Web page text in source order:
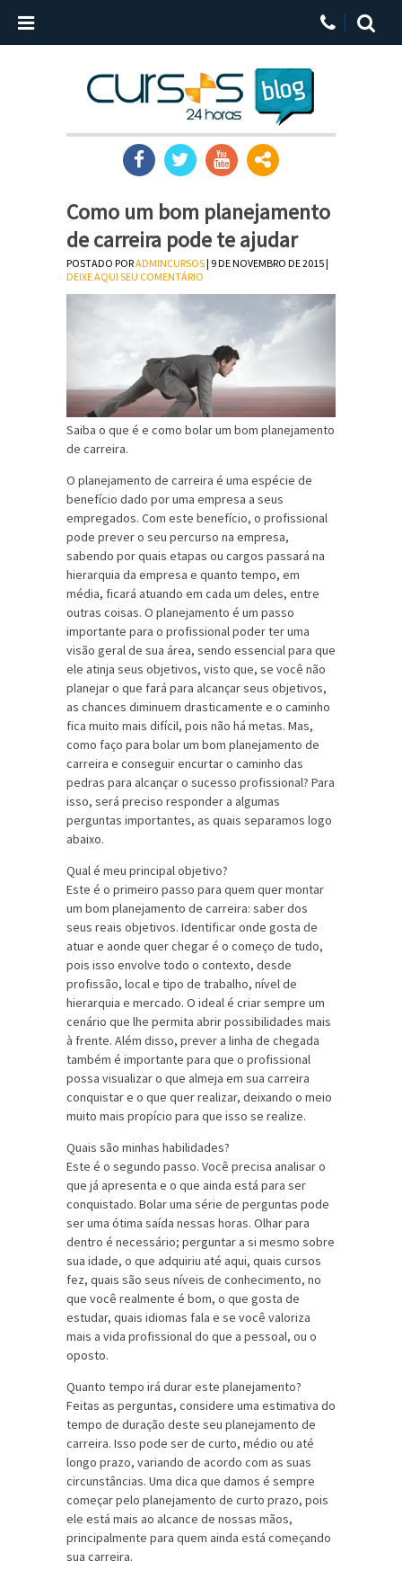
Como um bom planejamento
de carreira pode te ajudar
POSTADO PORADMINCURSOS| 9 DE NOVEMBRO DE 2015 |
DEIXE AQUI SEU COMENTÁRIO
Saiba o que é e como bolar um bom planejamento
de carreira.
O planejamento de carreira é uma espécie de
benefício dado por uma empresa a seus
empregados. Com este benefício, o profissional
pode prever o seu percurso na empresa,
sabendo por quais etapas ou cargos passará na
hierarquia da empresa e quanto tempo, em
média, ficará atuando em cada um deles, entre
outras coisas. O planejamento é um passo
importante para o profissional poder ter uma
visão geral de sua área, sendo essencial para que
ele atinja seus objetivos, visto que, se você não
planejar o que fará para alcançar seus objetivos,
as chances diminuem drasticamente e o caminho
fica muito mais difícil, pois não há metas. Mas,
como faço para bolar um bom planejamento de
carreira e conseguir encurtar o caminho das
pedras para alcançar o sucesso profissional? Para
isso, será preciso responder a algumas
perguntas importantes, as quais separamos logo
abaixo.
Qual é meu principal objetivo?
Este é o primeiro passo para quem quer montar
um bom planejamento de carreira: saber dos
seus reais objetivos. Identificar onde gosta de
atuar e aonde quer chegar é o começo de tudo,
pois isso envolve todo o contexto, desde
profissão, local e tipo de trabalho, nível de
hierarquia e mercado. O ideal é criar sempre um
cenário que lhe permita abrir possibilidades mais
à frente. Além disso, prever a linha de chegada
também é importante para que o profissional
possa visualizar o que almeja em sua carreira
conquistar e o que quer realizar, deixando o meio
muito mais propício para que isso se realize.
Quais são minhas habilidades?
Este é o segundo passo. Você precisa analisar o
que já apresenta e o que ainda está para ser
conquistado. Bolar uma série de perguntas pode
ser uma ótima saída nessas horas. Olhar para
dentro é necessário; perguntar a si mesmo sobre
sua idade, o que adquiriu até aqui, quais cursos
fez, quais são seus níveis de conhecimento, no
que você realmente é bom, o que gosta de
estudar, quais idiomas fala e se você valoriza
mais a vida profissional do que a pessoal, ou o
oposto.
Quanto tempo irá durar este planejamento?
Feitas as perguntas, considere uma estimativa do
tempo de duração deste seu planejamento de
carreira. Isso pode ser de curto, médio ou até
longo prazo, variando de acordo com as suas
circunstâncias. Uma dica que damos é sempre
começar pelo planejamento de curto prazo, pois
ele está mais ao alcance de nossas mãos,
principalmente para quem ainda está começando
sua carreira.